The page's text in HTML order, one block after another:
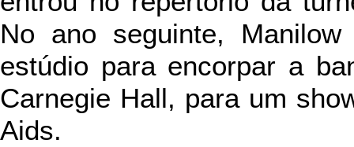
No ano seguinte,
estúdio para encorpar a
Carnegie Hall, para um
Aids.